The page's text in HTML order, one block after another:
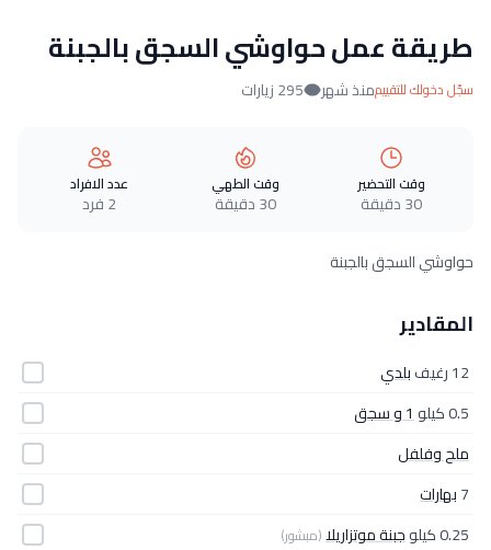
طريقة عمل حواوشي السجق بالجبنة
سجّل دخولك للتقييممنذ شهر 295 زيارات
وقت التحضير
30 دقيقة
وقت الطهي
30 دقيقة
عدد الافراد
2 فرد
حواوشي السجق بالجبنة
المقادير
12 رغيف
بلدي
0.5 كيلو
1 و سجق
ملح وفلفل
7بهارات
0.25 كيلو
جبنة موتزاريلا(مبشور)